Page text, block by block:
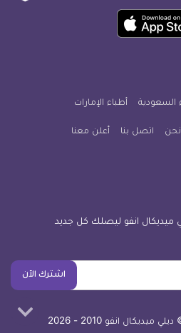
ميديكال
انفو
ميديكال
انفو
السعودية أطباء الإمارات
اتصل بنا أعلن معنا
ميديكال انفو ليصلك كل جديد
اشترك الآن
انفو 2010 - 2026